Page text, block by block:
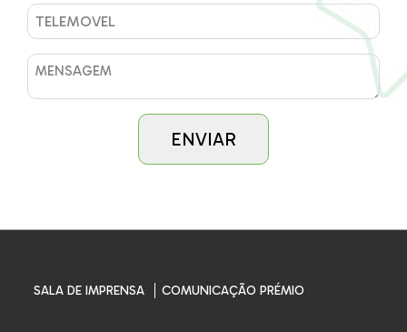
SALA DE IMPRENSA COMUNICAÇÃO PRÉMIO